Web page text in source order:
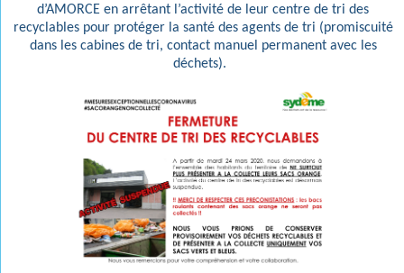
d’AMORCE en arrêtant l’activité de leur centre de tri des
recyclables pour protéger la santé des agents de tri (promiscuité
dans les cabines de tri, contact manuel permanent avec les
déchets).